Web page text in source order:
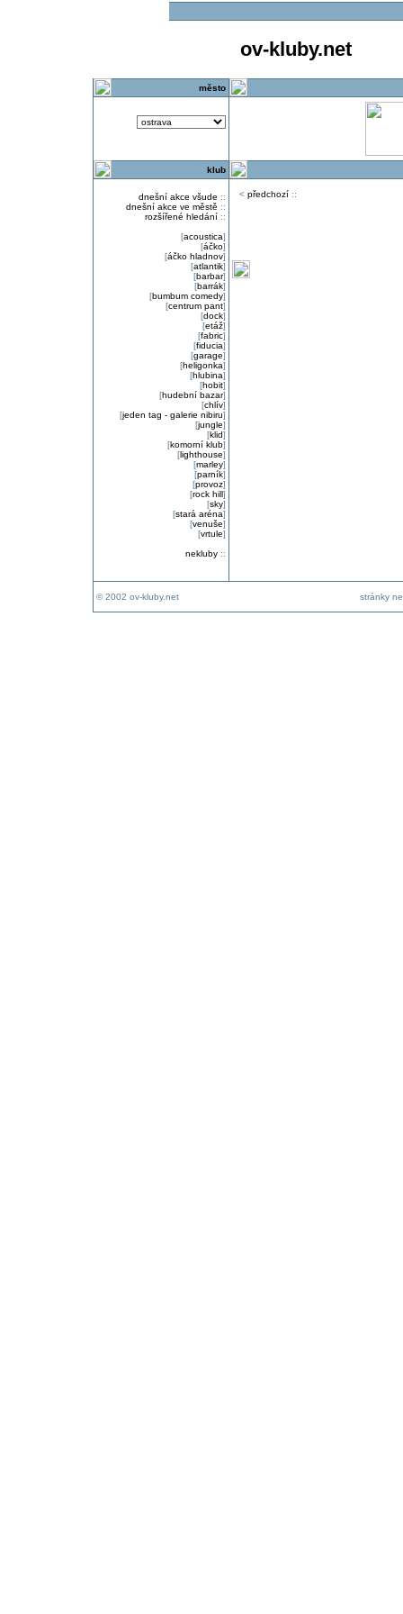
ov-kluby.net
město
klub
dnešní akce všude ::
dnešní akce ve městě ::
rozšířené hledání::
[acoustica]
[áčko]
[áčko hladnov]
[atlantik]
[barbar]
[barrák]
[bumbum comedy]
[centrum pant]
[dock]
[etáž]
[fabric]
[fiducia]
[garage]
[heligonka]
[hlubina]
[hobit]
[hudební bazar]
[chlív]
[jeden tag - galerie nibiru]
[jungle]
[klid]
[komorní klub]
[lighthouse]
[marley]
[parník]
[provoz]
[rock hill]
[sky]
[stará aréna]
[venuše]
[vrtule]
nekluby::
< předchozí::
© 2002 ov-kluby.net stránky